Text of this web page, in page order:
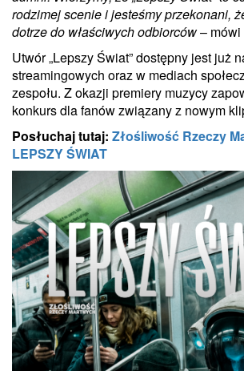
rodzimej scenie i jesteśmy przekonani,
dotrze do właściwych odbiorców– mówi
Utwór „Lepszy Świat” dostępny jest już
streamingowych oraz w mediach
zespołu. Z okazji premiery muzycy
konkurs dla fanów związany z nowym
Posłuchaj tutaj: Złośliwość Rzeczy
LEPSZY ŚWIAT